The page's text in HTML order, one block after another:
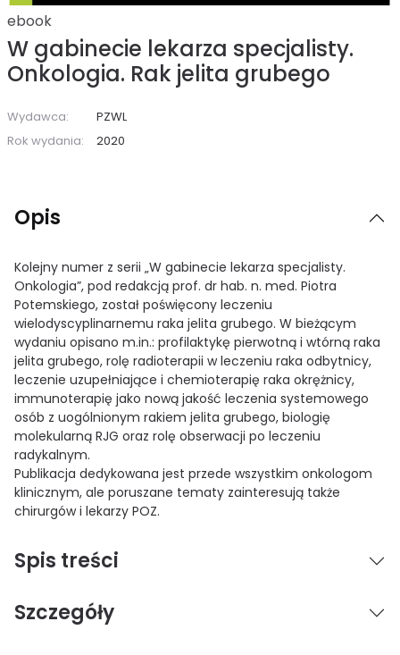
ebook
W gabinecie lekarza specjalisty.
Onkologia. Rak jelita grubego
Wydawca:
PZWL
Rok wydania:
2020
Opis
Kolejny numer z serii „W gabinecie lekarza specjalisty.
Onkologia”, pod redakcją prof. dr hab. n. med. Piotra
Potemskiego, został poświęcony leczeniu
wielodyscyplinarnemu raka jelita grubego. W bieżącym
wydaniu opisano m.in.: profilaktykę pierwotną i wtórną raka
jelita grubego, rolę radioterapii w leczeniu raka odbytnicy,
leczenie uzupełniające i chemioterapię raka okrężnicy,
immunoterapię jako nową jakość leczenia systemowego
osób z uogólnionym rakiem jelita grubego, biologię
molekularną RJG oraz rolę obserwacji po leczeniu
radykalnym.
Publikacja dedykowana jest przede wszystkim onkologom
klinicznym, ale poruszane tematy zainteresują także
chirurgów i lekarzy POZ.
Spis treści
Szczegóły